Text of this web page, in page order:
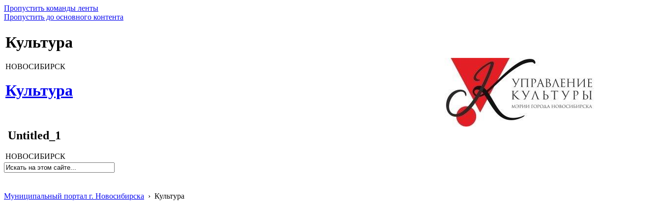
Пропустить команды ленты
Пропустить до основного контента
Культура
НОВОСИБИРСК
Культура
Untitled_1
НОВОСИБИРСК
Муниципальный портал г. Новосибирска › Культура